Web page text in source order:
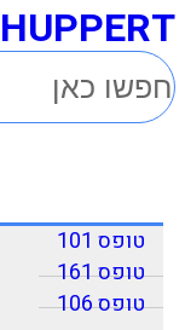
HUPPERT
טופס 101
טופס 161
טופס 106